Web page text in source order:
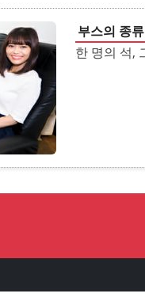
부스의 종류
한 명의 석,